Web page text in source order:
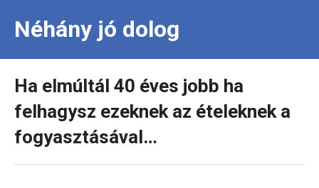
Néhány jó dolog
Ha elmúltál 40 éves jobb ha
felhagysz ezeknek az ételeknek a
fogyasztásával…